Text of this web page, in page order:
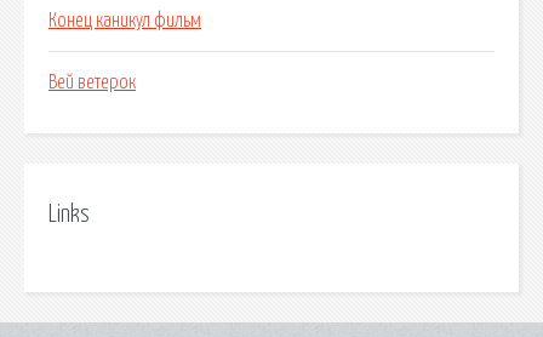
Конец каникул фильм
Вей ветерок
Links